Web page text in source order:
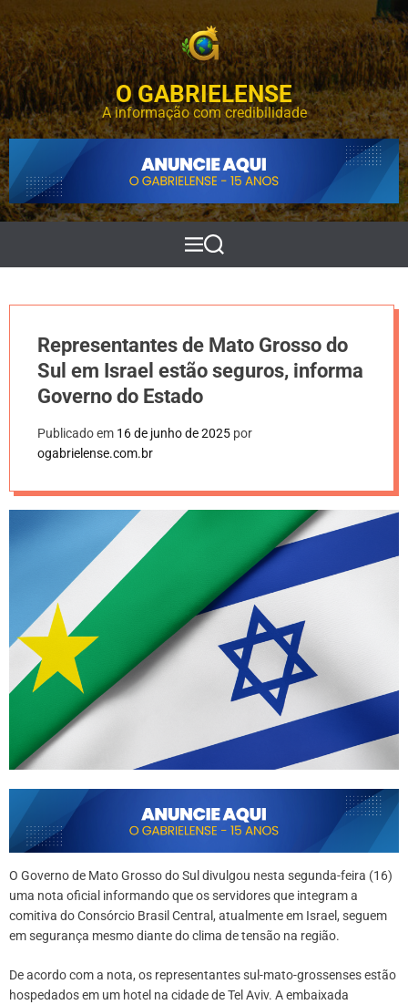
k
p
t
o
c
o
n
t
e
O GABRIELENSE
A informação com credibilidade
M
e
P
e
s
r
Representantes de Mato Grosso do
Sul em Israel estão seguros, informa
Governo do Estado
Publicado em 16 de junho de 2025 por
ogabrielense.com.br
O Governo de Mato Grosso do Sul divulgou nesta segunda-feira (16)
uma nota oficial informando que os servidores que integram a
comitiva do Consórcio Brasil Central, atualmente em Israel, seguem
em segurança mesmo diante do clima de tensão na região.
De acordo com a nota, os representantes sul-mato-grossenses estão
hospedados em um hotel na cidade de Tel Aviv. A embaixada